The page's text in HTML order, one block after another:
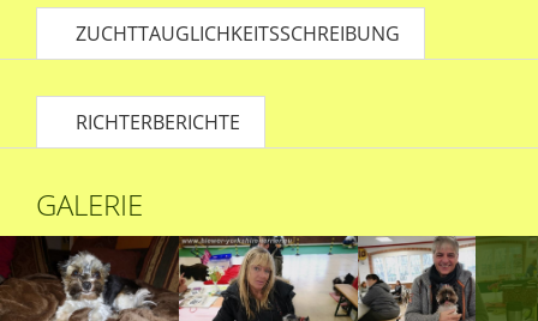
ZUCHTTAUGLICHKEITSSCHREIBUNG
RICHTERBERICHTE
GALERIE